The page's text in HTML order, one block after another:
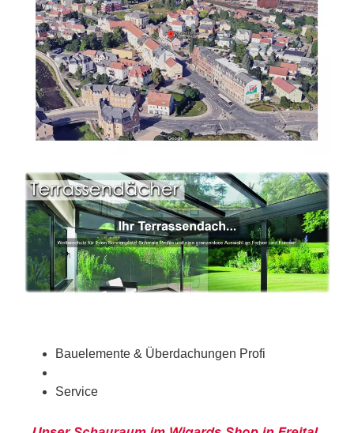
Bauelemente & Überdachungen Profi
Service